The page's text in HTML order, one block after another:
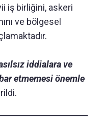
iş birliğini, askeri
ve bölgesel
iddialara ve
etmemesi önemle